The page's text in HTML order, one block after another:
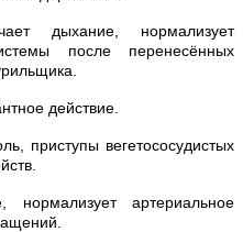
дыхание, нормализует
после перенесённых
действие.
приступы вегетососудистых
нормализует артериальное